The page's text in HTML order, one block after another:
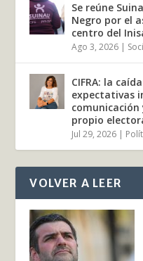
Se reúne
Negro por el
centro del
Ago 3, 2026 |
CIFRA: la
expectativas
comunicación
propio
Jul 29, 2026 |
VOLVER A LEER